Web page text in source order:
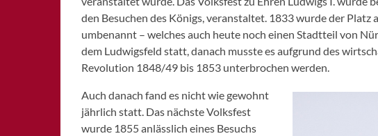
den Besuchen des Königs, veranstaltet. 1833 wurde der Platz
umbenannt – welches auch heute noch einen Stadtteil von
dem Ludwigsfeld statt, danach musste es aufgrund des
Revolution 1848/49 bis 1853 unterbrochen werden.
Auch danach fand es nicht wie gewohnt
jährlich statt. Das nächste Volksfest
wurde 1855 anlässlich eines Besuchs